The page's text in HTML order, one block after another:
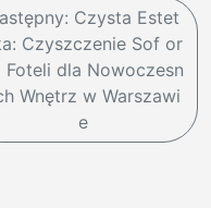
Czysta Estet
Czyszczenie Sof or
Foteli dla Nowoczesn
Wnętrz w Warszawi
e